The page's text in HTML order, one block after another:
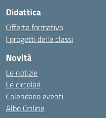
Didattica
Offerta formativa
I progetti delle classi
Novità
Le notizie
Le circolari
Calendario eventi
Albo Online